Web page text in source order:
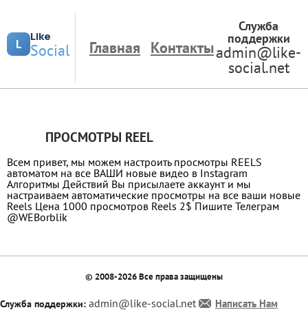
L
Like
Social Главная Контакты
Служба
поддержки
admin@like-
social.net
ПРОСМОТРЫ REEL
Всем привет, мы можем настроить просмотры REELS
автоматом на все ВАШИ новые видео в Instagram
Алгоритмы Действий Вы присылаете аккаунт и мы
настраиваем автоматические просмотры на все ваши новые
Reels Цена 1000 просмотров Reels 2$ Пишите Телеграм
@WEBorblik
© 2008-2026 Все права защищены
Служба поддержки: admin@like-social.net Написать Нам